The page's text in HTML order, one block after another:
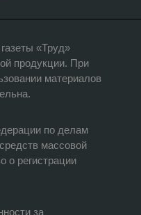
«Труд»
продукции. При
материалов
по делам
массовой
о регистрации
за